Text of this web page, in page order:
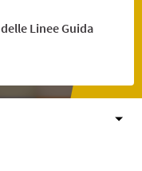
Linee Guida